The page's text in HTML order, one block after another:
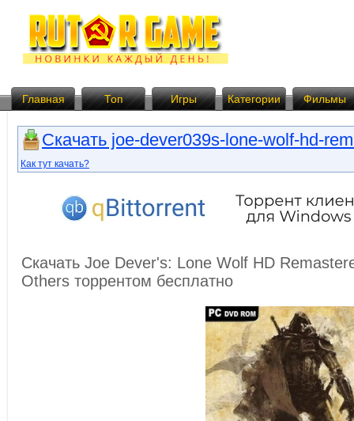
Главная Топ Игры Категории Фильмы
Скачать joe-dever039s-lone-wolf-hd-
Как тут качать?
Скачать Joe Dever's: Lone Wolf HD
Others торрентом бесплатно